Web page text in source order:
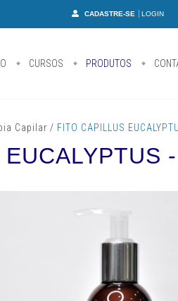
CADASTRE-SE LOGIN
CURSOS PRODUTOS
Capilar / FITO CAPILLUS